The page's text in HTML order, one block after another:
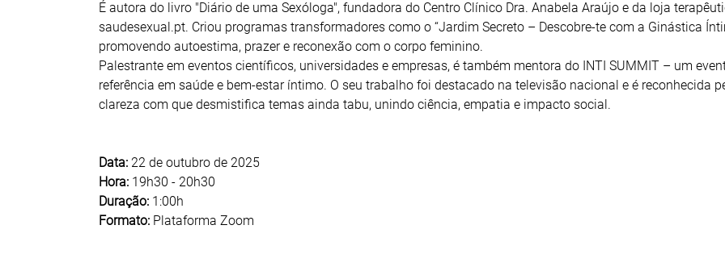
É autora do livro "Diário de uma Sexóloga", fundadora do Centro Clínico Dra. Anabela Araújo e da loja
saudesexual.pt. Criou programas transformadores como o “Jardim Secreto – Descobre-te com a Ginástica
promovendo autoestima, prazer e reconexão com o corpo feminino.
Palestrante em eventos científicos, universidades e empresas, é também mentora do INTI SUMMIT – um
referência em saúde e bem-estar íntimo. O seu trabalho foi destacado na televisão nacional e é reconhecida
clareza com que desmistifica temas ainda tabu, unindo ciência, empatia e impacto social.
Data: 22 de outubro de 2025
Hora: 19h30 - 20h30
Duração: 1:00h
Formato: Plataforma Zoom